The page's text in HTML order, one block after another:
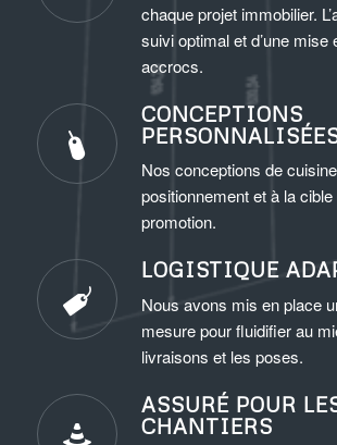
chaque projet immobilier.
suivi optimal et d’une mise
accrocs.
CONCEPTIONS
Nos conceptions de
positionnement et à la
promotion.
LOGISTIQUE
Nous avons mis en place
mesure pour fluidifier au
livraisons et les poses.
ASSURÉ POUR
CHANTIERS